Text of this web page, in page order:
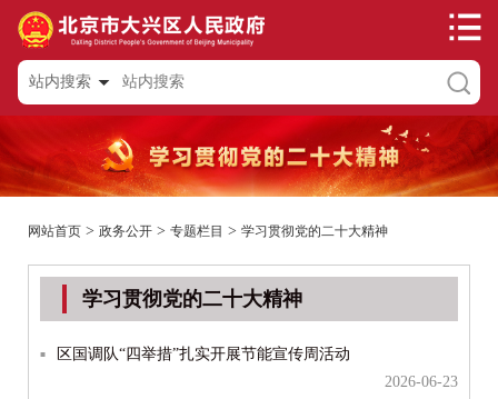
站内搜索
网站首页> 政务公开> 专题栏目 > 学习贯彻党的二十大精神
学习贯彻党的二十大精神
区国调队“四举措”扎实开展节能宣传周活动
2026-06-23